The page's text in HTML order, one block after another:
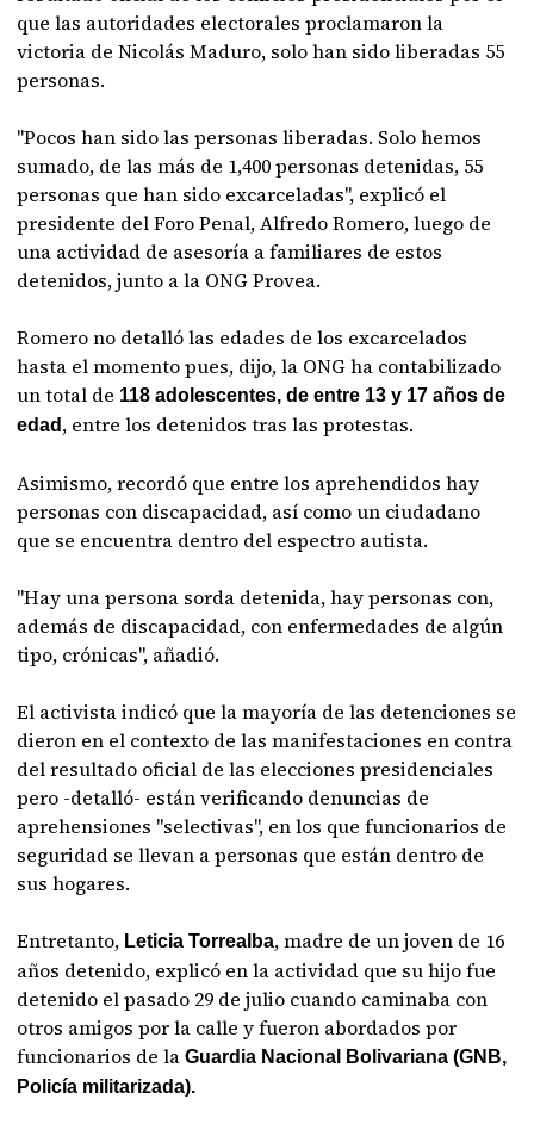
que las autoridades electorales proclamaron la
victoria de Nicolás Maduro, solo han sido liberadas 55
personas.
"Pocos han sido las personas liberadas. Solo hemos
sumado, de las más de 1,400 personas detenidas, 55
personas que han sido excarceladas", explicó el
presidente del Foro Penal, Alfredo Romero, luego de
una actividad de asesoría a familiares de estos
detenidos, junto a la ONG Provea.
Romero no detalló las edades de los excarcelados
hasta el momento pues, dijo, la ONG ha contabilizado
un total de 118 adolescentes, de entre 13 y 17 años de
edad , entre los detenidos tras las protestas.
Asimismo, recordó que entre los aprehendidos hay
personas con discapacidad, así como un ciudadano
que se encuentra dentro del espectro autista.
"Hay una persona sorda detenida, hay personas con,
además de discapacidad, con enfermedades de algún
tipo, crónicas", añadió.
El activista indicó que la mayoría de las detenciones se
dieron en el contexto de las manifestaciones en contra
del resultado oficial de las elecciones presidenciales
pero -detalló- están verificando denuncias de
aprehensiones "selectivas", en los que funcionarios de
seguridad se llevan a personas que están dentro de
sus hogares.
Entretanto, Leticia Torrealba, madre de un joven de 16
años detenido, explicó en la actividad que su hijo fue
detenido el pasado 29 de julio cuando caminaba con
otros amigos por la calle y fueron abordados por
funcionarios de laGuardia Nacional Bolivariana (GNB,
Policía militarizada).